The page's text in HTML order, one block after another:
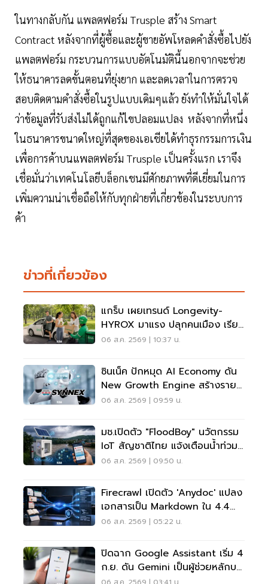
ในทางกลับกัน แพลตฟอร์ม Trusple สร้าง Smart
Contract หลังจากที่ผู้ซื้อและผู้ขายอัพโหลดคำสั่งซื้อไปยัง
แพลตฟอร์ม กระบวนการแบบอัตโนมัตินี้นอกจากจะช่วย
ให้ธนาคารลดขั้นตอนที่ยุ่งยาก และลดเวลาในการตรวจ
สอบติดตามคำสั่งซื้อในรูปแบบเดิมๆแล้ว ยังทำให้มั่นใจได้
ว่าข้อมูลที่รับส่งไม่ได้ถูกแก้ไขปลอมแปลง หลังจากที่หนึ่ง
ในธนาคารขนาดใหญ่ที่สุดของเอเชียได้ทำธุรกรรมการเงิน
เพื่อการค้าบนแพลตฟอร์ม Trusple เป็นครั้งแรก เราจึง
เชื่อมั่นว่าเทคโนโลยีบล็อกเชนมีศักยภาพที่ดีเยี่ยมในการ
เพิ่มความน่าเชื่อถือให้กับทุกฝ่ายที่เกี่ยวข้องในระบบการ
ค้า
ข่าวที่เกี่ยวข้อง
แกร็บ เผยเทรนด์ Longevity-
HYROX มาแรง ปลุกคนเมือง เรียก
รถไปสวนโต 5 เท่า
06 ส.ค. 2569 | 10:37 น.
ซินเน็ค ปักหมุด AI Economy ดัน
New Growth Engine สร้างราย
ได้ประจำ
06 ส.ค. 2569 | 09:59 น.
มช.เปิดตัว "FloodBoy" นวัตกรรม
IoT สัญชาติไทย แจ้งเตือนน้ำท่วม
เรียลไทม์
06 ส.ค. 2569 | 09:50 น.
Firecrawl เปิดตัว 'anydoc' แปลง
เอกสารเป็น Markdown ใน 4.4
มิลลิวินาที
06 ส.ค. 2569 | 05:22 น.
ปิดฉาก Google Assistant เริ่ม 4
ก.ย. ดัน Gemini เป็นผู้ช่วยหลักบน
Android